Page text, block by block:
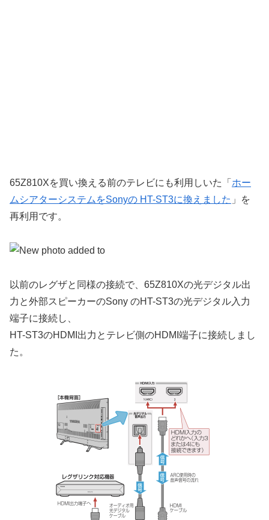
65Z810Xを買い換える前のテレビにも利用しいた「 ホー
ムシアターシステムをSonyの HT-ST3に換えました 」を
再利用です。
以前のレグザと同様の接続で、65Z810Xの光デジタル出
力と外部スピーカーのSony のHT-ST3の光デジタル入力
端子に接続し、
HT-ST3のHDMI出力とテレビ側のHDMI端子に接続しまし
た。